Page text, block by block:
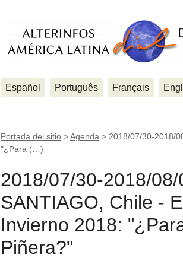
Español Português Français
Portada del sitio >Agenda > 2018/07/30-2018/
"¿Para (…)
2018/07/30-2018/08/
SANTIAGO, Chile -
Invierno 2018:
Piñera?"